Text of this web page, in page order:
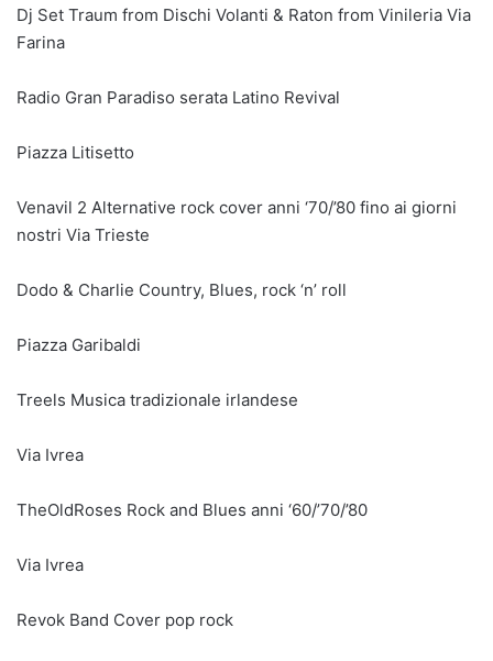
Dj Set Traum from Dischi Volanti & Raton from Vinileria Via
Farina
Radio Gran Paradiso serata Latino Revival
Piazza Litisetto
Venavil 2 Alternative rock cover anni ‘70/’80 fino ai giorni
nostri Via Trieste
Dodo & Charlie Country, Blues, rock ‘n’ roll
Piazza Garibaldi
Treels Musica tradizionale irlandese
Via Ivrea
TheOldRoses Rock and Blues anni ‘60/’70/’80
Via Ivrea
Revok Band Cover pop rock